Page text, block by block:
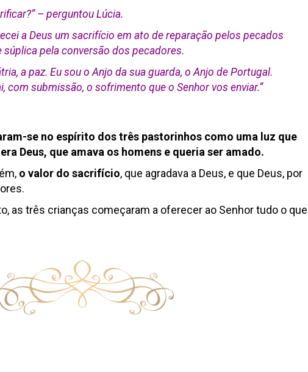
” – perguntou Lúcia.
a Deus um sacrifício em ato de reparação pelos pecados
súplica pela conversão dos pecadores.
a paz. Eu sou o Anjo da sua guarda, o Anjo de Portugal.
com submissão, o sofrimento que o Senhor vos enviar.”
se no espírito dos três pastorinhos como uma luz que
Deus, que amava os homens e queria ser amado.
o valor do sacrifício, que agradava a Deus, e que Deus, por
as três crianças começaram a oferecer ao Senhor tudo o que